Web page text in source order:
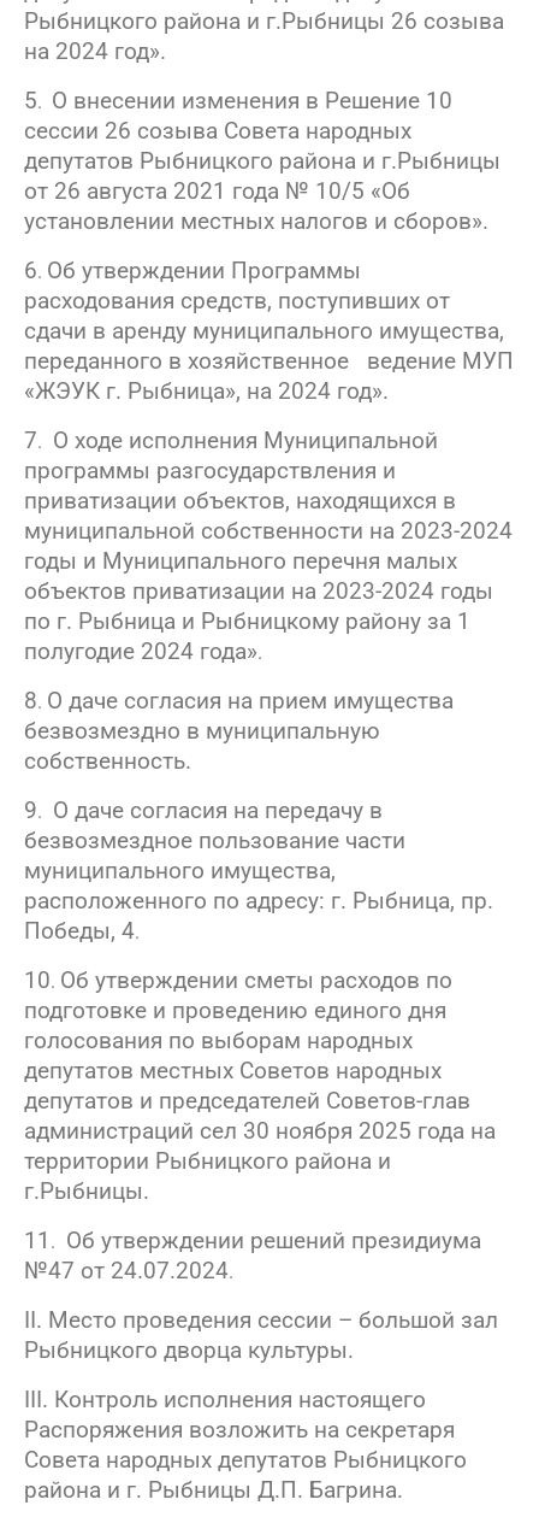
Рыбницкого района и г.Рыбницы 26 созыва
на 2024 год».
5. О внесении изменения в Решение 10
сессии 26 созыва Совета народных
депутатов Рыбницкого района и г.Рыбницы
от 26 августа 2021 года № 10/5 «Об
установлении местных налогов и сборов».
6. Об утверждении Программы
расходования средств, поступивших от
сдачи в аренду муниципального имущества,
переданного в хозяйственное ведение МУП
«ЖЭУК г. Рыбница», на 2024 год».
7. О ходе исполнения Муниципальной
программы разгосударствления и
приватизации объектов, находящихся в
муниципальной собственности на 2023-2024
годы и Муниципального перечня малых
объектов приватизации на 2023-2024 годы
по г. Рыбница и Рыбницкому району за 1
полугодие 2024 года».
8. О даче согласия на прием имущества
безвозмездно в муниципальную
собственность.
9. О даче согласия на передачу в
безвозмездное пользование части
муниципального имущества,
расположенного по адресу: г. Рыбница, пр.
Победы, 4.
10. Об утверждении сметы расходов по
подготовке и проведению единого дня
голосования по выборам народных
депутатов местных Советов народных
депутатов и председателей Советов-глав
администраций сел 30 ноября 2025 года на
территории Рыбницкого района и
г.Рыбницы.
11 . Об утверждении решений президиума
№47 от 24.07.2024.
II. Место проведения сессии – большой зал
Рыбницкого дворца культуры.
. Контроль исполнения настоящего
Распоряжения возложить на секретаря
Совета народных депутатов Рыбницкого
района и г. Рыбницы Д.П. Багрина.